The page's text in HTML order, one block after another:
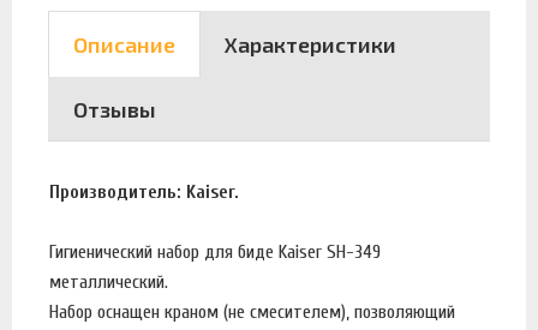
Описание Характеристики
Отзывы
Производитель: Kaiser.
Гигиенический набор для биде Kaiser SH-349
металлический.
Набор оснащен краном (не смесителем), позволяющий